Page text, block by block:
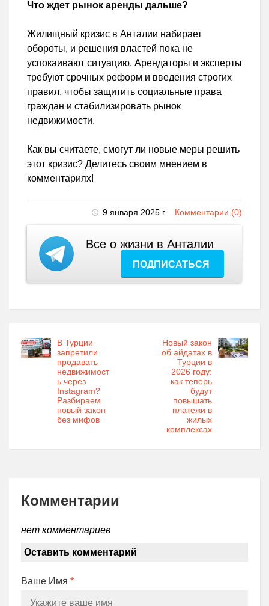
Что ждет рынок аренды дальше?
Жилищный кризис в Анталии набирает
обороты, и решения властей пока не
успокаивают ситуацию. Арендаторы и эксперты
требуют срочных реформ и введения строгих
правил, чтобы защитить социальные права
граждан и стабилизировать рынок
недвижимости.
Как вы считаете, смогут ли новые меры решить
этот кризис? Делитесь своим мнением в
комментариях!
9 января 2025 г. Комментарии (0)
Все о жизни в Анталии
ПОДПИСАТЬСЯ
В Турции
запретили
продавать
недвижимост
ь через
Instagram?
Разбираем
новый закон
без мифов
Новый закон
об айдатах в
Турции в
2026 году:
как теперь
будут
повышать
платежи в
жилых
комплексах
Комментарии
нет комментариев
Оставить комментарий
Ваше Имя *